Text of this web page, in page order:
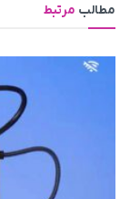
مطالب مرتبط